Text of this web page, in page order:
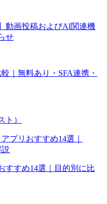
動画投稿およびAI関連機
せ
｜無料あり・SFA連携・
）
すすめ14選｜目的別に比